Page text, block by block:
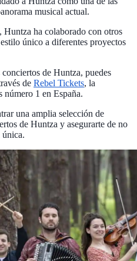
musical actual.
Huntza ha colaborado con otros
único a diferentes proyectos
de Huntza, puedes
de Rebel Tickets, la
número 1 en España.
una amplia selección de
de Huntza y asegurarte de no
única.